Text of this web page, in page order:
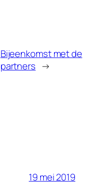
Bijeenkomst met de
partners →
19 mei 2019